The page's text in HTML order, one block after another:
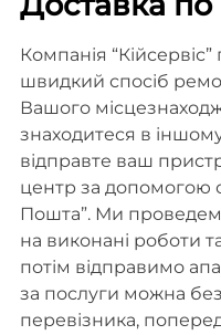
Компанія
швидкий спосіб
Вашого
знаходитеся в
відправте ваш
центр за допомогою
Пошта”. Ми
на виконані роботи
потім відправимо
за послуги можна
перевізника,